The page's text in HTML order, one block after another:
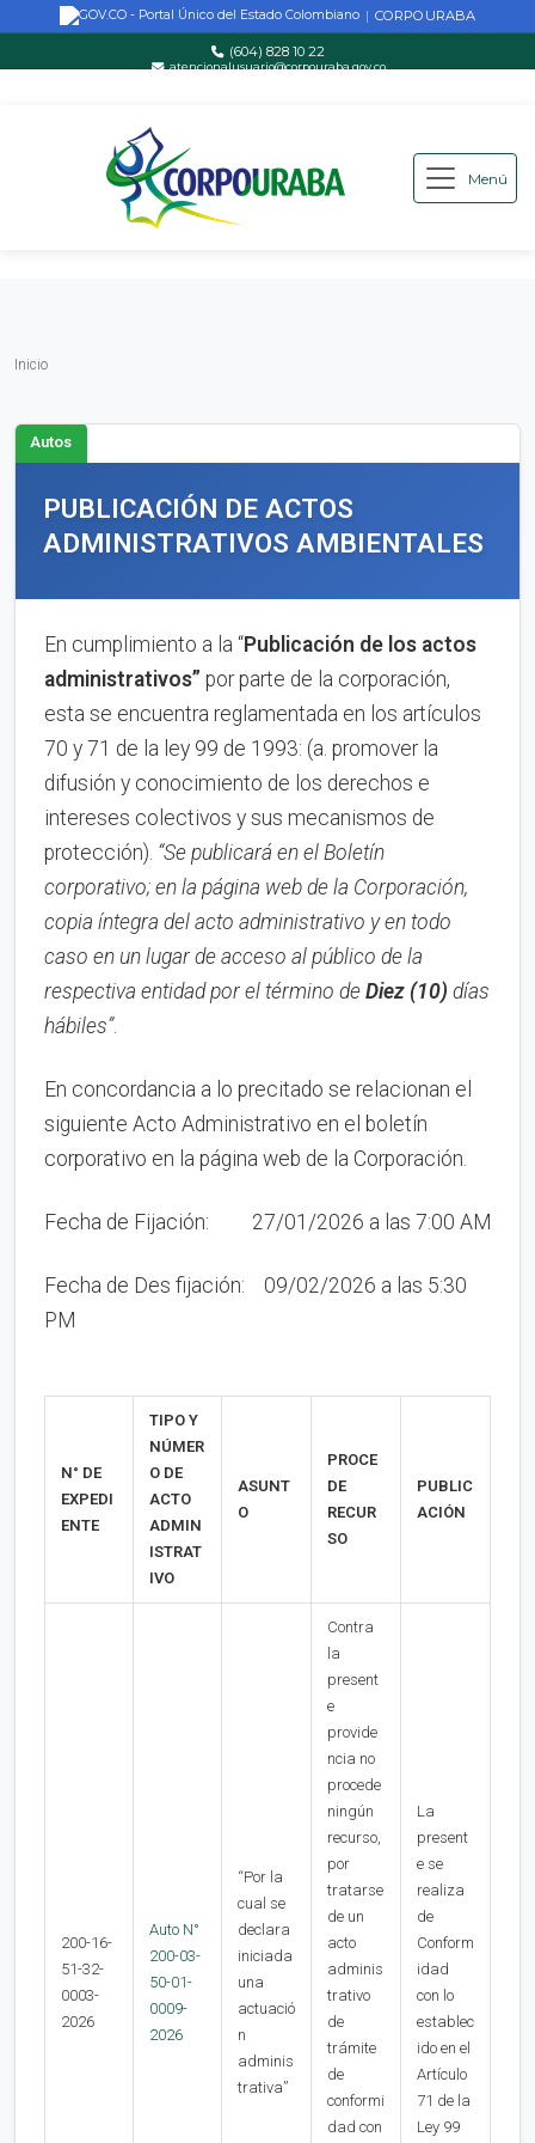
Saltar al contenido principal
| CORPOURABA
(604) 828 10 22
atencionalusuario@corpouraba.gov.co
Menú
Inicio
Autos
PUBLICACIÓN DE ACTOS
ADMINISTRATIVOS AMBIENTALES
En cumplimiento a la “Publicación de los actos
administrativos” por parte de la corporación,
esta se encuentra reglamentada en los artículos
70 y 71 de la ley 99 de 1993: (a. promover la
difusión y conocimiento de los derechos e
intereses colectivos y sus mecanismos de
protección). “Se publicará en el Boletín
corporativo; en la página web de la Corporación,
copia íntegra del acto administrativo y en todo
caso en un lugar de acceso al público de la
respectiva entidad por el término de Diez (10) días
hábiles”.
En concordancia a lo precitado se relacionan el
siguiente Acto Administrativo en el boletín
corporativo en la página web de la Corporación.
Fecha de Fijación: 27/01/2026 a las 7:00 AM
Fecha de Des fijación: 09/02/2026 a las 5:30
PM
N° DE
EXPEDI
ENTE
TIPO Y
NÚMER
O DE
ACTO
ADMIN
ISTRAT
IVO
ASUNT
O
PROCE
DE
RECUR
SO
PUBLIC
ACIÓN
200-16-
51-32-
0003-
2026
Auto N°
200-03-
50-01-
0009-
2026
“Por la
cual se
declara
iniciada
una
actuació
n
adminis
trativa”
Contra
la
present
e
provide
ncia no
procede
ningún
recurso,
por
tratarse
de un
acto
adminis
trativo
de
trámite
de
conformi
dad con
La
present
e se
realiza
de
Conform
idad
con lo
establec
ido en el
Artículo
71 de la
Ley 99